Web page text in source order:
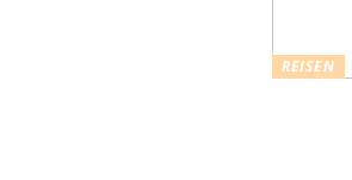
REISEN